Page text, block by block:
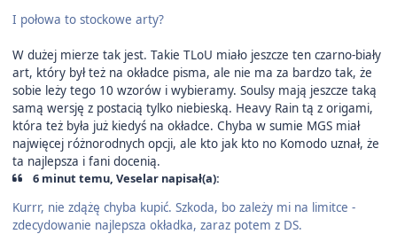
I połowa to stockowe arty?
W dużej mierze tak jest. Takie TLoU miało jeszcze ten czarno-biały
art, który był też na okładce pisma, ale nie ma za bardzo tak, że
sobie leży tego 10 wzorów i wybieramy. Soulsy mają jeszcze taką
samą wersję z postacią tylko niebieską. Heavy Rain tą z origami,
która też była już kiedyś na okładce. Chyba w sumie MGS miał
najwięcej różnorodnych opcji, ale kto jak kto no Komodo uznał, że
ta najlepsza i fani docenią.
6 minut temu, Veselar napisał(a):
Kurrr, nie zdążę chyba kupić. Szkoda, bo zależy mi na limitce -
zdecydowanie najlepsza okładka, zaraz potem z DS.